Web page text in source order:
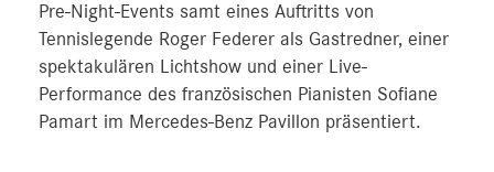
Pre-Night-Events samt eines Auftritts von
Tennislegende Roger Federer als Gastredner, einer
spektakulären Lichtshow und einer Live-
Performance des französischen Pianisten Sofiane
Pamart im Mercedes-Benz Pavillon präsentiert.